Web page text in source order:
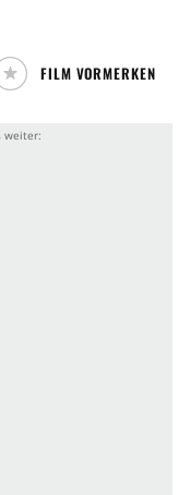
FILM VORMERKEN